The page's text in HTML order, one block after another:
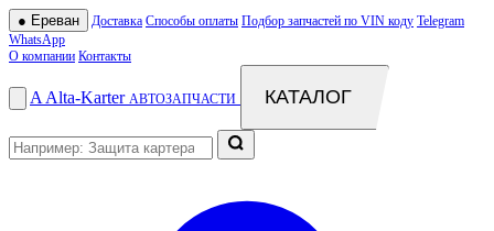
● Ереван Доставка Способы оплаты Подбор запчастей по VIN коду Telegram
WhatsApp
О компании Контакты
A Alta-Karter АВТОЗАПЧАСТИ КАТАЛОГ